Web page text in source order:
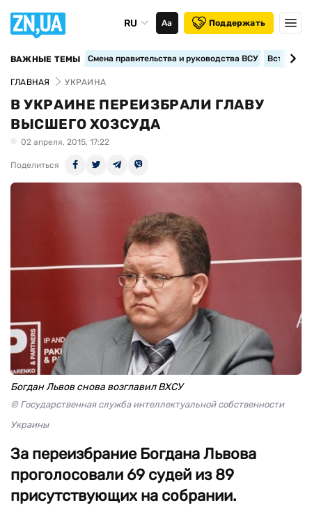
RU Аа Поддержать
ВАЖНЫЕ ТЕМЫ Смена правительства и руководства ВСУ
ГЛАВНАЯ УКРАИНА
В УКРАИНЕ ПЕРЕИЗБРАЛИ ГЛАВУ
ВЫСШЕГО ХОЗСУДА
02 апреля, 2015, 17:22
Поделиться
Богдан Львов снова возглавил ВХСУ
© Государственная служба интеллектуальной собственности
Украины
За переизбрание Богдана Львова
проголосовали 69 судей из 89
присутствующих на собрании.